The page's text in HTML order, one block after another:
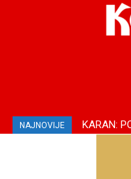
NAJNOVIJE KARAN: